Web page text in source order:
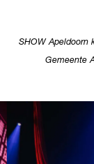
SHOW Apeldoorn
Gemeente
Overslaan